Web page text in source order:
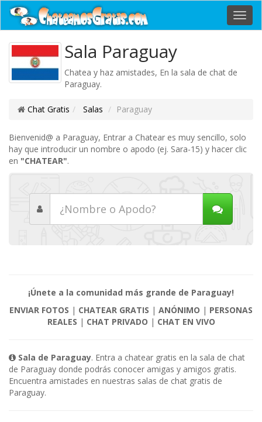
Sala Paraguay
Chatea y haz amistades, En la sala de chat de
Paraguay.
Chat Gratis Salas Paraguay
Bienvenid@ a Paraguay, Entrar a Chatear es muy sencillo, solo
hay que introducir un nombre o apodo (ej. Sara-15) y hacer clic
en "CHATEAR".
¡Únete a la comunidad más grande de Paraguay!
ENVIAR FOTOS | CHATEAR GRATIS | ANÓNIMO | PERSONAS
REALES | CHAT PRIVADO | CHAT EN VIVO
Sala de Paraguay. Entra a chatear gratis en la sala de chat
de Paraguay donde podrás conocer amigas y amigos gratis.
Encuentra amistades en nuestras salas de chat gratis de
Paraguay.